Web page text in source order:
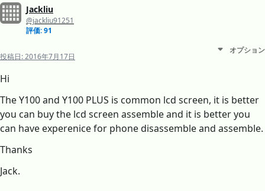
Jackliu
@jackliu91251
評価: 91
投稿日:2016年7月17日
オプション
Hi
The Y100 and Y100 PLUS is common lcd screen, it is better
you can buy the lcd screen assemble and it is better you
can have experenice for phone disassemble and assemble.
Thanks
Jack.